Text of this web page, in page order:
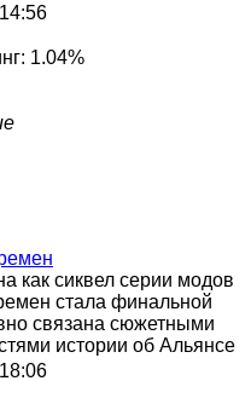
1.04%
как сиквел серии модов
стала финальной
связана сюжетными
истории об Альянсе